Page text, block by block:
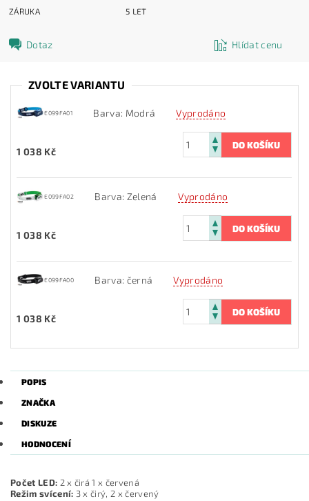
ZÁRUKA
5 LET
Dotaz Hlídat cenu
ZVOLTE VARIANTU
E099FA01 Barva: Modrá Vyprodáno
1 038 Kč
E099FA02 Barva: Zelená Vyprodáno
1 038 Kč
E099FA00 Barva: černá Vyprodáno
1 038 Kč
POPIS
ZNAČKA
DISKUZE
HODNOCENÍ
Počet LED: 2 x čirá 1 x červená
Režim svícení: 3 x čirý, 2 x červený